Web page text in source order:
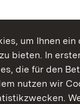
um Ihnen
bieten. In
die für den
nutzen wir
Genießen.